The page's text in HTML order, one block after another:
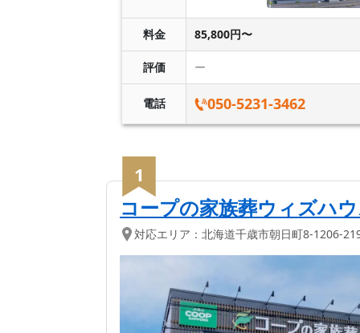
料金 85,800円〜
評価 ー
電話 050-5231-3462
1
コープの家族葬ウィズハ
対応エリア： 北海道千歳市朝日町8-1206-